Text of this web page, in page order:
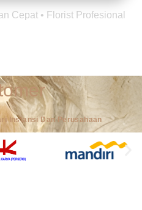
Cepat • Florist Profesional
Instansi Dan Perusahaan